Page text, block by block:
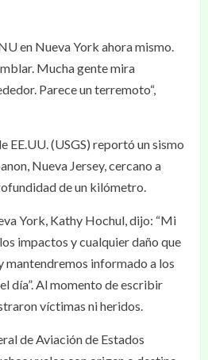
en Nueva York ahora mismo.
Mucha gente mira
Parece un terremoto“,
EE.UU. (USGS) reportó un sismo
Nueva Jersey, cercano a
de un kilómetro.
York, Kathy Hochul, dijo: “Mi
impactos y cualquier daño que
mantendremos informado a los
día”. Al momento de escribir
víctimas ni heridos.
de Aviación de Estados